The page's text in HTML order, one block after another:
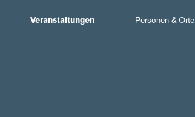
Veranstaltungen Personen & Orte